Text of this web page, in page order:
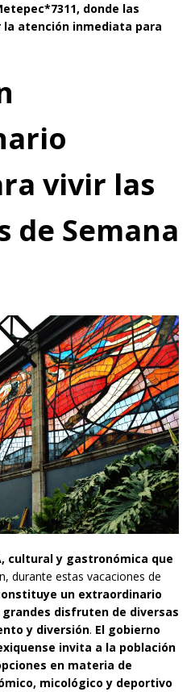
donde las
atención inmediata para
vivir las
de Semana
cultural y gastronómica que
durante estas vacaciones de
un extraordinario
disfruten de diversas
y diversión. El gobierno
invita a la población
en materia de
micológico y deportivo